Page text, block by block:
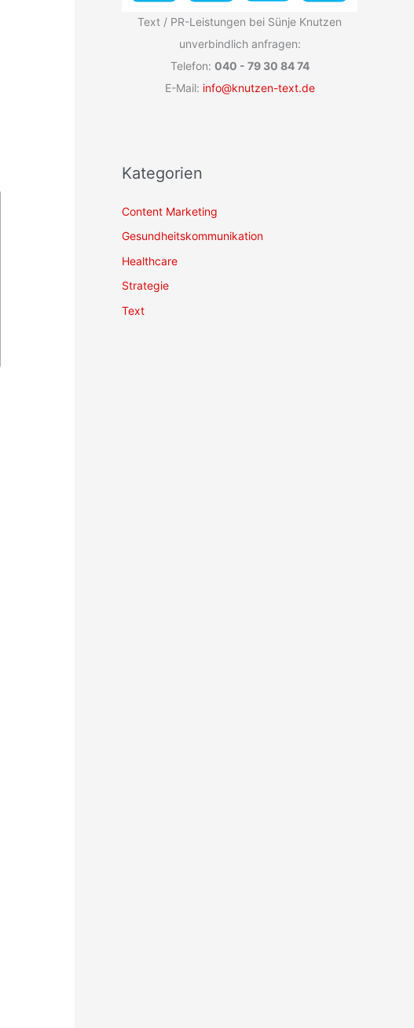
Text / PR-Leistungen bei Sünje Knutzen
unverbindlich anfragen:
Telefon: 040 - 79 30 84 74
E-Mail: info@knutzen-text.de
Kategorien
Content Marketing
Gesundheitskommunikation
Healthcare
Strategie
Text